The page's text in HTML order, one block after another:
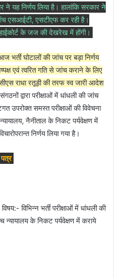
यह निर्णय लिया है। हालांकि सरकार ने
एसआईटी, एसटीएफ कर रही है।
के जज की देखरेख में होंगी।
भर्ती घोटालों की जांच पर बड़ा निर्णय
एवं त्वरित गति से जांच कराने के लिए
राधा रतूड़ी की तरफ स्व जारी आदेश
द्वारा परीक्षाओं में धांधली की जांच
उपरोक्त समस्त परीक्षाओं की विवेचना
नैनीताल के निकट पर्यवेक्षण में
निर्णय लिया गया है।
विभिन्न भर्ती परीक्षाओं में धांधली की
न्यायालय के निकट पर्यवेक्षण में कराये